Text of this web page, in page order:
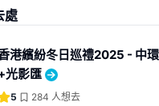
處
港繽紛冬日巡禮2025 - 中
光影匯
5 284 人想去